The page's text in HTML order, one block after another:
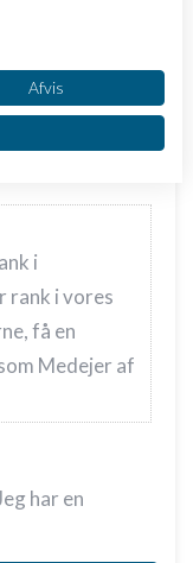
i
rank i vores
få en
Medejer af
har en
Afvis